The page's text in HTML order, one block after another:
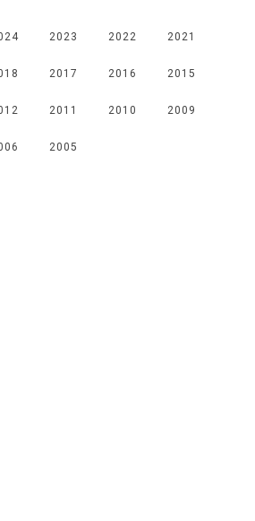
2023 2022 2021
2017 2016 2015
2011 2010 2009
2005